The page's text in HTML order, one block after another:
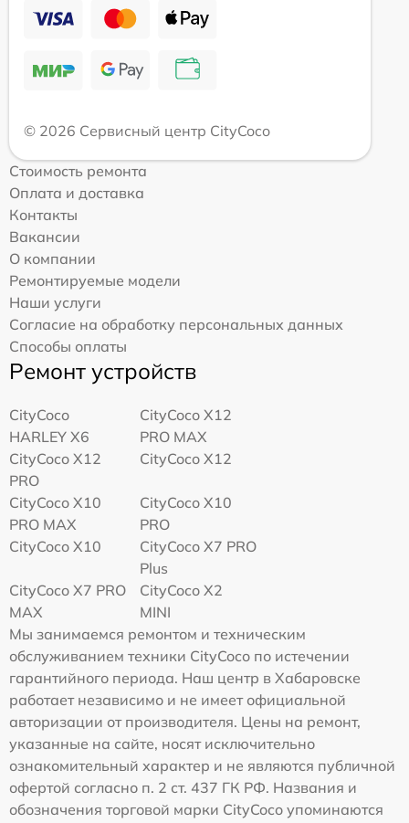
© 2026 Сервисный центр CityCoco
Стоимость ремонта
Оплата и доставка
Контакты
Вакансии
О компании
Ремонтируемые модели
Наши услуги
Согласие на обработку персональных данных
Способы оплаты
Ремонт устройств
CityCoco
HARLEY X6
CityCoco X12
PRO MAX
CityCoco X12
PRO
CityCoco X12
CityCoco X10
PRO MAX
CityCoco X10
PRO
CityCoco X10
CityCoco X7 PRO
Plus
CityCoco X7 PRO
MAX
CityCoco X2
MINI
Мы занимаемся ремонтом и техническим
обслуживанием техники CityCoco по истечении
гарантийного периода. Наш центр в Хабаровске
работает независимо и не имеет официальной
авторизации от производителя. Цены на ремонт,
указанные на сайте, носят исключительно
ознакомительный характер и не являются публичной
офертой согласно п. 2 ст. 437 ГК РФ. Названия и
обозначения торговой марки CityCoco упоминаются